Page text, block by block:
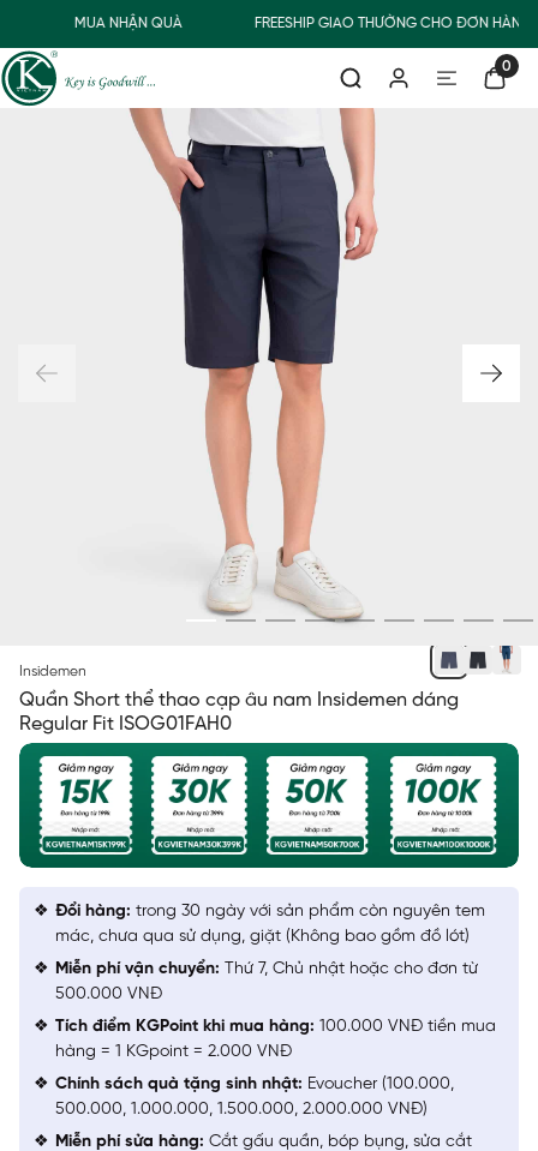
MUA NHẬN QUÀ FREESHIP GIAO THƯỜNG CHO ĐƠN
0
Insidemen
Quần Short thể thao cạp âu nam Insidemen dáng
Regular Fit ISOG01FAH0
Đổi hàng: trong 30 ngày với sản phẩm còn nguyên tem
mác, chưa qua sử dụng, giặt (Không bao gồm đồ lót)
Miễn phí vận chuyển: Thứ 7, Chủ nhật hoặc cho đơn từ
500.000 VNĐ
Tích điểm KGPoint khi mua hàng: 100.000 VNĐ tiền mua
hàng = 1 KGpoint = 2.000 VNĐ
Chính sách quà tặng sinh nhật: Evoucher (100.000,
500.000, 1.000.000, 1.500.000, 2.000.000 VNĐ)
Miễn phí sửa hàng: Cắt gấu quần, bóp bụng, sửa cắt